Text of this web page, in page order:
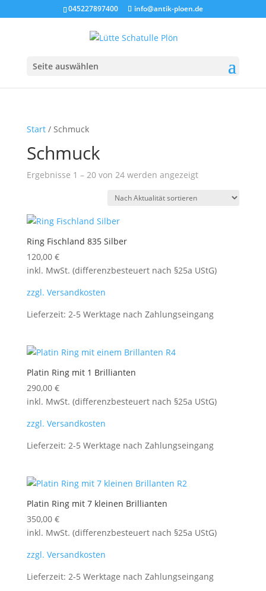
045227897400 info@antik-ploen.de
Seite auswählen
Start/ Schmuck
Schmuck
Ergebnisse 1 – 20 von 24 werden angezeigtNach
Ring Fischland 835 Silber
120,00 €
inkl. MwSt. (differenzbesteuert nach §25a UStG)
zzgl. Versandkosten
Lieferzeit: 2-5 Werktage nach Zahlungseingang
Platin Ring mit 1 Brillianten
290,00 €
inkl. MwSt. (differenzbesteuert nach §25a UStG)
zzgl. Versandkosten
Lieferzeit: 2-5 Werktage nach Zahlungseingang
Platin Ring mit 7 kleinen Brillianten
350,00 €
inkl. MwSt. (differenzbesteuert nach §25a UStG)
zzgl. Versandkosten
Lieferzeit: 2-5 Werktage nach Zahlungseingang